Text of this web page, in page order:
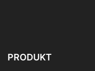
PRODUKT